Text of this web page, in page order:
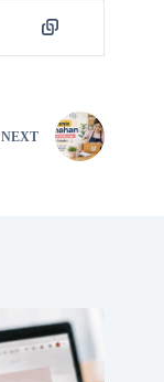
NEXT